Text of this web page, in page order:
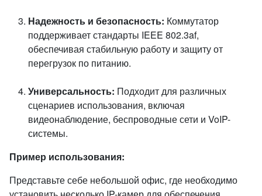
Надежность и безопасность: Коммутатор
поддерживает стандарты IEEE 802.3af,
обеспечивая стабильную работу и защиту от
перегрузок по питанию.
Универсальность: Подходит для различных
сценариев использования, включая
видеонаблюдение, беспроводные сети и VoIP-
системы.
Пример использования:
Представьте себе небольшой офис, где необходимо